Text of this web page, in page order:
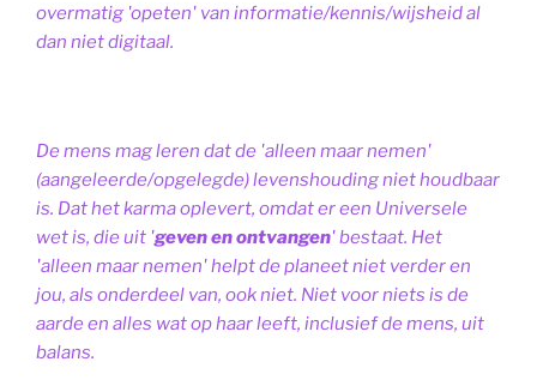
overmatig 'opeten' van informatie/kennis/wijsheid al
dan niet digitaal.
De mens mag leren dat de 'alleen maar nemen'
(aangeleerde/opgelegde) levenshouding niet houdbaar
is. Dat het karma oplevert, omdat er een Universele
wet is, die uit 'geven en ontvangen' bestaat. Het
'alleen maar nemen' helpt de planeet niet verder en
jou, als onderdeel van, ook niet. Niet voor niets is de
aarde en alles wat op haar leeft, inclusief de mens, uit
balans.